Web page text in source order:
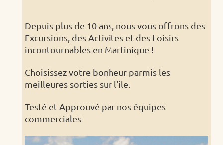
Depuis plus de 10 ans, nous vous offrons des
Excursions, des Activites et des Loisirs
incontournables en Martinique !
Choisissez votre bonheur parmis les
meilleures sorties sur l'ile.
Testé et Approuvé par nos équipes
commerciales